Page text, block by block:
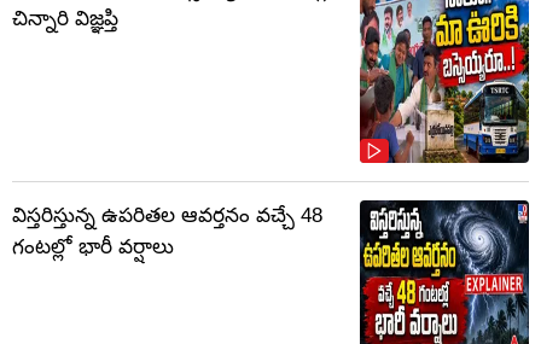
చిన్నారి విజ్ఞప్తి
విస్తరిస్తున్న ఉపరితల ఆవర్తనం వచ్చే 48
గంటల్లో భారీ వర్షాలు